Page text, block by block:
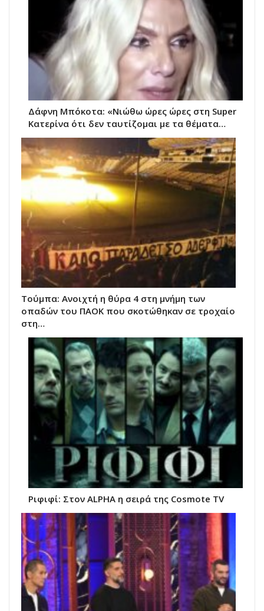
Δάφνη Μπόκοτα: «Νιώθω ώρες ώρες στη Super
Κατερίνα ότι δεν ταυτίζομαι με τα θέματα…
Τούμπα: Ανοιχτή η θύρα 4 στη μνήμη των
οπαδών του ΠΑΟΚ που σκοτώθηκαν σε τροχαίο
στη…
Ριφιφί: Στον ALPHA η σειρά της Cosmote TV